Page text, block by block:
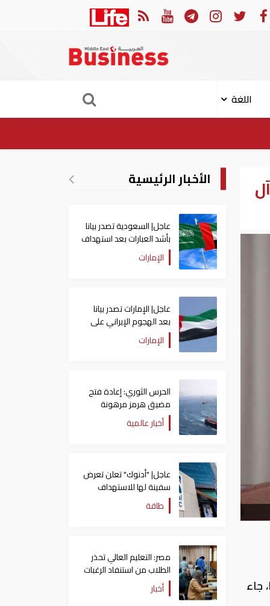
إعادة فتح مضيق هرمز مرهونة بقبول واشنطن الكامل لشروط طهران
اللغة
جاء
الأخبار الرئيسية
عاجل| السعودية تصدر بيانا
بأشد العبارات بعد استهداف
إيران لناقلة إماراتية
الإمارات
عاجل| الإمارات تصدر بيانا
بعد الهجوم الإيراني على
سفينة تابعة لـ"أدنوك"
الإمارات
الحرس الثوري: إعادة فتح
مضيق هرمز مرهونة
بقبول واشنطن الكامل
لشروط طهران
أخبار عالمية
عاجل| "أدنوك" تعلن تعرض
سفينة لها للاستهداف
بصاروخ في مضيق هرمز
طاقة
مصر: التعليم العالي تحذر
الطلاب من استنفاد الرغبات
قبل غلق التسجيل
أخبار